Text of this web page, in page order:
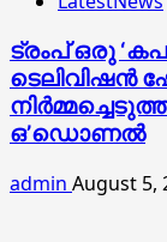
ട്രംപ് ഒരു
ടെലിവിഷന്‍
ഒ’ഡൊണല്‍
admin August 5,